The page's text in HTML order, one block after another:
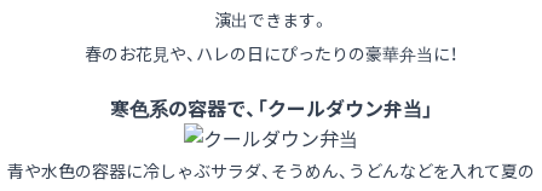
演出できます。
春のお花見や、ハレの日にぴったりの豪華弁当に！
寒色系の容器で、「クールダウン弁当」
青や水色の容器に冷しゃぶサラダ、そうめん、うどんなどを入れて夏の